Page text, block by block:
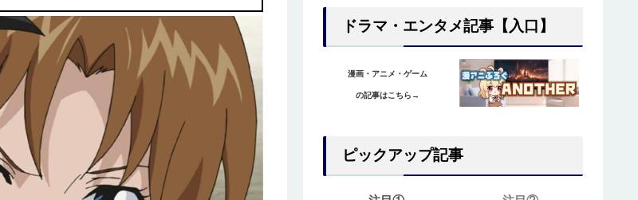
ドラマ・エンタメ記事【入口】
漫画・アニメ・ゲーム
の記事はこちら→
ピックアップ記事